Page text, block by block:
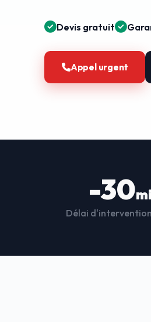
Devis gratuit
Appel urgent
-30
Délai